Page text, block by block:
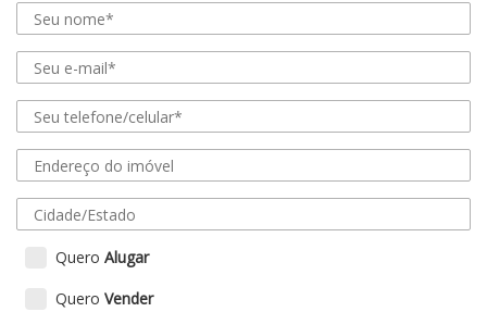
Quero Alugar
Quero Vender